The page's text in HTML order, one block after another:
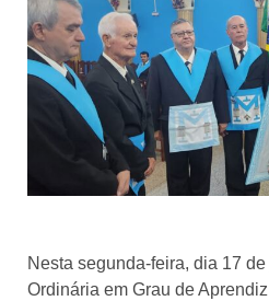
Nesta segunda-feira, dia 17
Ordinária em Grau de